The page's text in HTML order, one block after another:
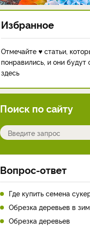
Избранное
Отмечайте ♥ статьи,
понравились, и они будут
здесь
Поиск по сайту
Вопрос-ответ
Где купить семена
Обрезка деревьев в
Обрезка деревьев